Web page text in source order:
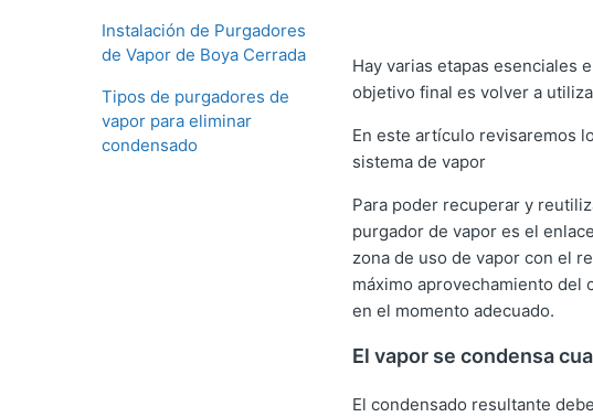
Instalación de Purgadores
de Vapor de Boya Cerrada
Tipos de purgadores de
vapor para eliminar
condensado
Hay varias etapas esenciales
objetivo final es volver a
En este artículo revisaremos
sistema de vapor
Para poder recuperar y
purgador de vapor es el
zona de uso de vapor con el
máximo aprovechamiento del
en el momento adecuado.
El vapor se condensa
El condensado resultante